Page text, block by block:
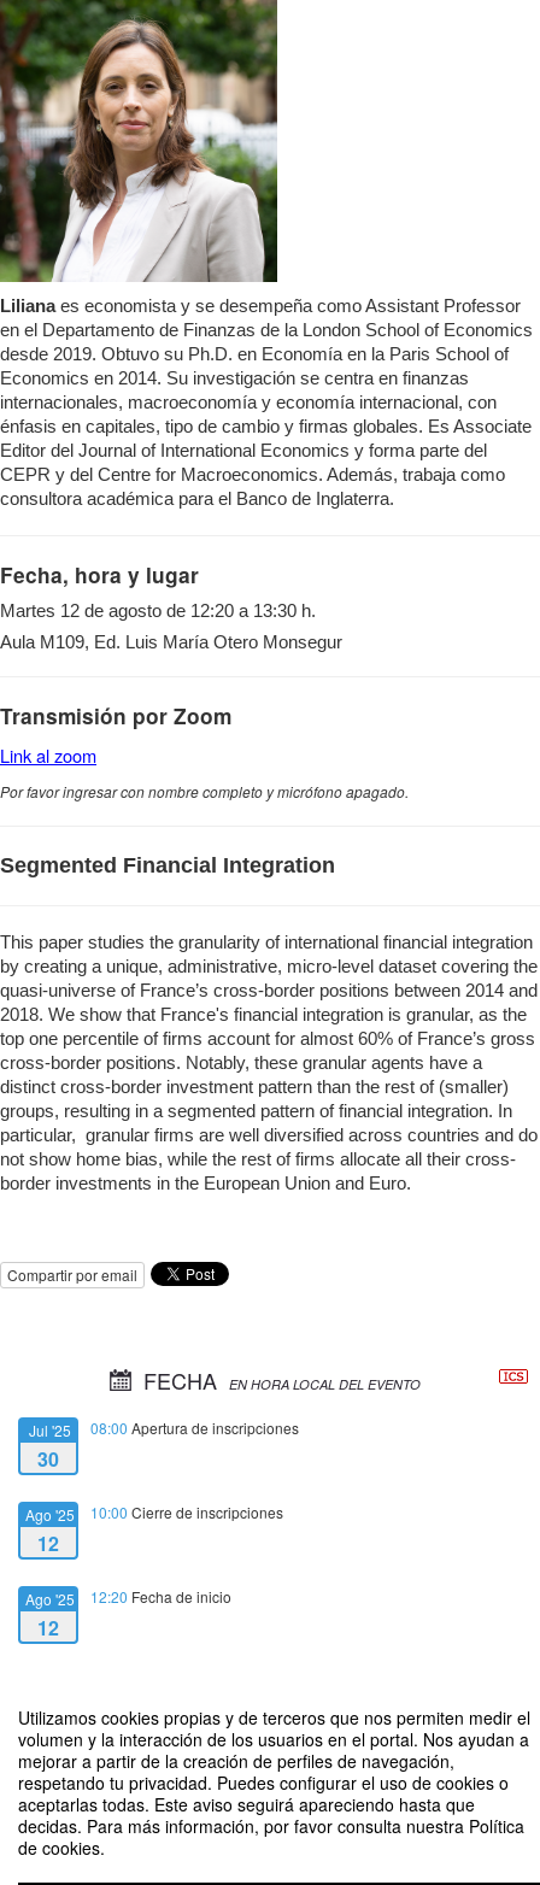
Utilizamos cookies propias y de terceros que nos permiten medir el
volumen y la interacción de los usuarios en el portal. Nos ayudan a
mejorar a partir de la creación de perfiles de navegación,
respetando tu privacidad. Puedes configurar el uso de cookies o
aceptarlas todas. Este aviso seguirá apareciendo hasta que
decidas. Para más información, por favor consulta nuestra Política
de cookies.
Lilianaes economista y se desempeña como Assistant Professor
en el Departamento de Finanzas de la London School of Economics
desde 2019. Obtuvo su Ph.D. en Economía en la Paris School of
Economics en 2014. Su investigación se centra en finanzas
internacionales, macroeconomía y economía internacional, con
énfasis en capitales, tipo de cambio y firmas globales. Es Associate
Editor del Journal of International Economics y forma parte del
CEPR y del Centre for Macroeconomics. Además, trabaja como
consultora académica para el Banco de Inglaterra.
Fecha, hora y lugar
Martes 12 de agosto de 12:20 a 13:30 h.
Aula M109, Ed. Luis María Otero Monsegur
Transmisión por Zoom
Link al zoom
Por favor ingresar con nombre completo y micrófono apagado.
Segmented Financial Integration
This paper studies the granularity of international financial integration
by creating a unique, administrative, micro-level dataset covering the
quasi-universe of France’s cross-border positions between 2014 and
2018. We show that France's financial integration is granular, as the
top one percentile of firms account for almost 60% of France’s gross
cross-border positions. Notably, these granular agents have a
distinct cross-border investment pattern than the rest of (smaller)
groups, resulting in a segmented pattern of financial integration. In
particular, granular firms are well diversified across countries and do
not show home bias, while the rest of firms allocate all their cross-
border investments in the European Union and Euro.
Compartir por email
FECHA EN HORA LOCAL DEL EVENTO
Jul '25
30
08:00 Apertura de inscripciones
Ago '25
12
10:00 Cierre de inscripciones
Ago '25
12
12:20 Fecha de inicio
12
Segmented Financial Integration